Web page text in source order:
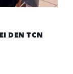
TCN DO